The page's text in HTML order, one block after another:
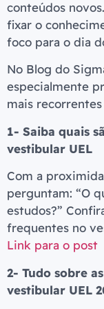
conteúdos
fixar o
foco para o dia
No Blog do
especialmente
mais recorrentes
1- Saiba quais
vestibular UEL
Com a
perguntam: “O
estudos?”
frequentes no
Link para o post
2- Tudo sobre
vestibular UEL